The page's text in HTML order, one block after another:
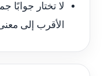
لا تختار جوابًا
الأقرب إلى